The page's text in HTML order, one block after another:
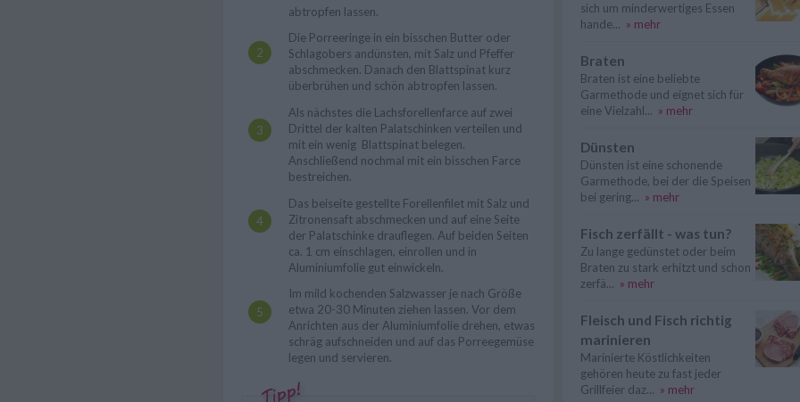
abtropfen lassen.
Die Porreeringe in ein bisschen Butter oder
Schlagobers andünsten, mit Salz und Pfeffer
abschmecken. Danach den Blattspinat kurz
überbrühen und schön abtropfen lassen.
Als nächstes die Lachsforellenfarce auf zwei
Drittel der kalten Palatschinken verteilen und
mit ein wenig Blattspinat belegen.
Anschließend nochmal mit ein bisschen Farce
bestreichen.
Das beiseite gestellte Forellenfilet mit Salz und
Zitronensaft abschmecken und auf eine Seite
der Palatschinke drauflegen. Auf beiden Seiten
ca. 1 cm einschlagen, einrollen und in
Aluminiumfolie gut einwickeln.
Im mild kochenden Salzwasser je nach Größe
etwa 20-30 Minuten ziehen lassen. Vor dem
Anrichten aus der Aluminiumfolie drehen, etwas
schräg aufschneiden und auf das Porreegemüse
legen und servieren.
sich um minderwertiges Essen
hande... » mehr
Braten
Braten ist eine beliebte
Garmethode und eignet sich für
eine Vielzahl... » mehr
Dünsten
Dünsten ist eine schonende
Garmethode, bei der die Speisen
bei gering... » mehr
Fisch zerfällt - was tun?
Zu lange gedünstet oder beim
Braten zu stark erhitzt und schon
zerfä... » mehr
Fleisch und Fisch richtig
marinieren
Marinierte Köstlichkeiten
gehören heute zu fast jeder
Grillfeier daz... » mehr